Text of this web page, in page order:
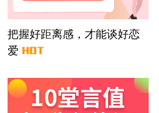
56分钟前
通过此页面咨询，已获得专属情感
41分钟前
把握好距离感，才能谈好恋
爱